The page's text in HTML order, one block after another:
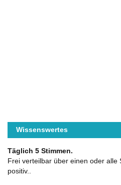
Wissenswertes
Täglich 5 Stimmen.
Frei verteilbar über einen oder alle
positiv..